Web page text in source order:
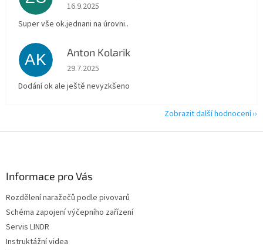
Hodnocení obchodu je 5 z 5 hvězdiček.
16.9.2025
Super vše ok.jednani na úrovni..
AK Anton Kolarik
Hodnocení obchodu je 5 z 5 hvězdiček.
29.7.2025
Dodání ok ale ještě nevyzkšeno
Zobrazit další hodnocení
Informace pro Vás
Rozdělení naražečů podle pivovarů
Schéma zapojení výčepního zařízení
Servis LINDR
Instruktážní videa